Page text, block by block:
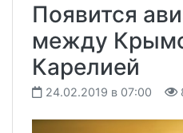
Появится
между
Карелией
24.02.2019 в 07:00